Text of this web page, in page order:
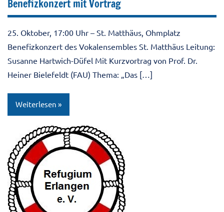
Benefizkonzert mit Vortrag
25. Oktober, 17:00 Uhr – St. Matthäus, Ohmplatz
Benefizkonzert des Vokalensembles St. Matthäus Leitung:
Susanne Hartwich-Düfel Mit Kurzvortrag von Prof. Dr.
Heiner Bielefeldt (FAU) Thema: „Das […]
Weiterlesen
10JahreRefugium
Aktuell